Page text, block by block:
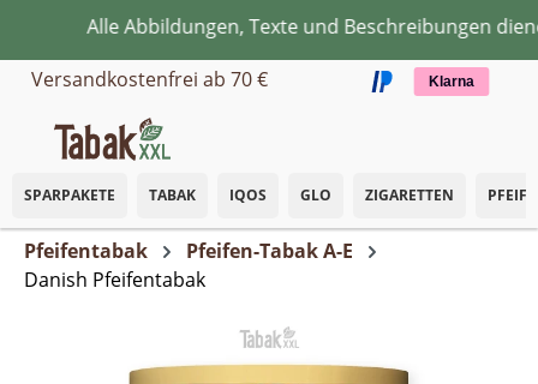
Zum Hauptinhalt springen
Alle Abbildungen, Texte und Beschreibungen
Versandkostenfrei ab 70 €
Klarna
SPARPAKETE TABAK IQOS GLO ZIGARETTEN
Pfeifentabak
Pfeifen-Tabak A-E
Danish Pfeifentabak